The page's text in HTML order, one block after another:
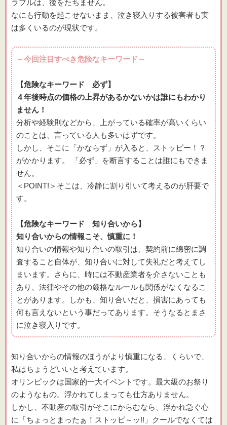
ラブルは、後をたちません。
なにも行動を起こせないまま、泣き寝入りする被害者も実
は多くいるのが現状です。
～今回注目すべき危険なキーワード～
【危険なキーワード 必ず】
４年後時点の価格の上昇があるかないかは誰にもわかり
ません！
分析や経験則などから、上がっている確率が高いくらい
のことは、言っている人も多いはずです。
しかし、そこに「かならず」が入ると、ストッピー！？
がかかります。 「必ず」を断言することは誰にもできま
せん。
＜POINT!＞そこは、冷静に割り引いて考えるのが肝要で
す。
【危険なキーワード 知り合いから】
知り合いからの情報こそ、慎重に！
知り合いの情報や知り合いの取引は、契約前に綿密に調
査すること自体が、知り合いに対して失礼だと考えてし
まいます。さらに、時には不動産業者を介さないことも
あり、法律やその他の厳格なルールも関係がなくなるこ
とがあります。しかも、知り合いだと、損害にあっても
何も言えないという事だってあります。そうなるとまさ
に泣き寝入りです。
知り合いからの情報のほうがより慎重になる、くらいで、
私はちょうどいいと考えています。
オリンピックは国家的一大イベントです。最大級のお祭り
のようなもの。浮かれてしまっても仕方ありません。
しかし、不動産の取引がそこにからむなら、浮かれ急ぐ心
に「ちょっとまったぁ！ストッピ～ッ!!」クールでなくては